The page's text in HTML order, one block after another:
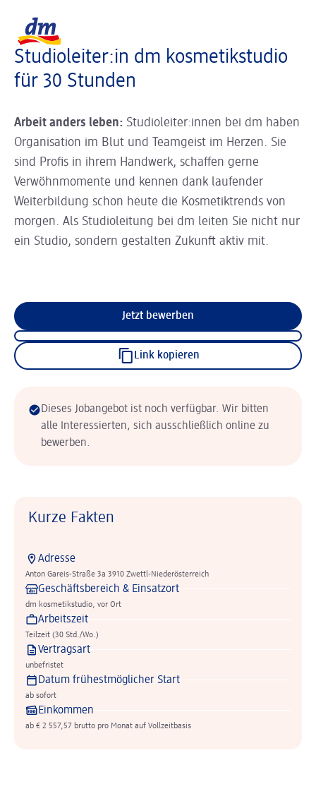
Studioleiter:in dm kosmetikstudio
für 30 Stunden
Arbeit anders leben: Studioleiter:innen bei dm haben
Organisation im Blut und Teamgeist im Herzen. Sie
sind Profis in ihrem Handwerk, schaffen gerne
Verwöhnmomente und kennen dank laufender
Weiterbildung schon heute die Kosmetiktrends von
morgen. Als Studioleitung bei dm leiten Sie nicht nur
ein Studio, sondern gestalten Zukunft aktiv mit.
Jetzt bewerben
Link kopieren
Dieses Jobangebot ist noch verfügbar. Wir bitten
alle Interessierten, sich ausschließlich online zu
bewerben.
Kurze Fakten
Adresse
Anton Gareis-Straße 3a 3910 Zwettl-Niederösterreich
Geschäftsbereich & Einsatzort
dm kosmetikstudio, vor Ort
Arbeitszeit
Teilzeit (30 Std./Wo.)
Vertragsart
unbefristet
Datum frühestmöglicher Start
ab sofort
Einkommen
ab € 2 557,57 brutto pro Monat auf Vollzeitbasis